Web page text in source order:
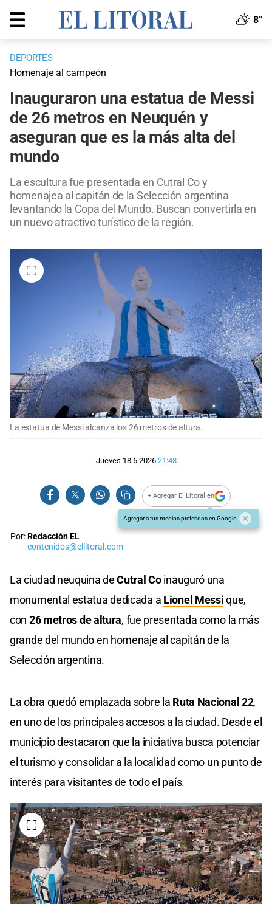
8°
DEPORTES
Homenaje al campeón
Inauguraron una estatua de Messi
de 26 metros en Neuquén y
aseguran que es la más alta del
mundo
La escultura fue presentada en Cutral Co y
homenajea al capitán de la Selección argentina
levantando la Copa del Mundo. Buscan convertirla en
un nuevo atractivo turístico de la región.
La estatua de Messi alcanza los 26 metros de altura.
Jueves 18.6.2026 21:48
+ Agregar El Litoral en
Agregar a tus medios preferidos en Google
Por:Redacción EL
contenidos@ellitoral.com
La ciudad neuquina deCutral Coinauguró una
monumental estatua dedicada a Lionel Messique,
con 26 metros de altura, fue presentada como la más
grande del mundo en homenaje al capitán de la
Selección argentina.
La obra quedó emplazada sobre la Ruta Nacional 22,
en uno de los principales accesos a la ciudad. Desde el
municipio destacaron que la iniciativa busca potenciar
el turismo y consolidar a la localidad como un punto de
interés para visitantes de todo el país.